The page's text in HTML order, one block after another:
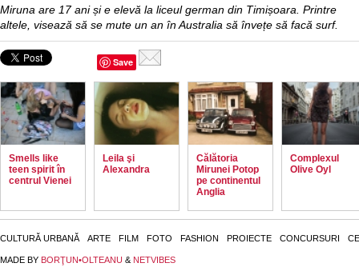
Miruna are 17 ani și e elevă la liceul german din Timișoara. Printre
altele, visează să se mute un an în Australia să învețe să facă surf.
Save
Smells like
teen spirit în
centrul Vienei
Leila şi
Alexandra
Călătoria
Mirunei Potop
pe continentul
Anglia
Complexul
Olive Oyl
CULTURĂ URBANĂ ARTE FILM FOTO FASHION PROIECTE CONCURSURI
MADE BY BORŢUN•OLTEANU & NETVIBES